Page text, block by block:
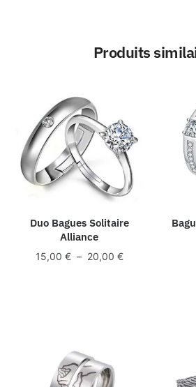
Produits
Duo Bagues Solitaire
Alliance
15,00 € – 20,00 €Plage